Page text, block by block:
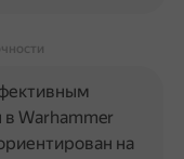
Warhammer
на